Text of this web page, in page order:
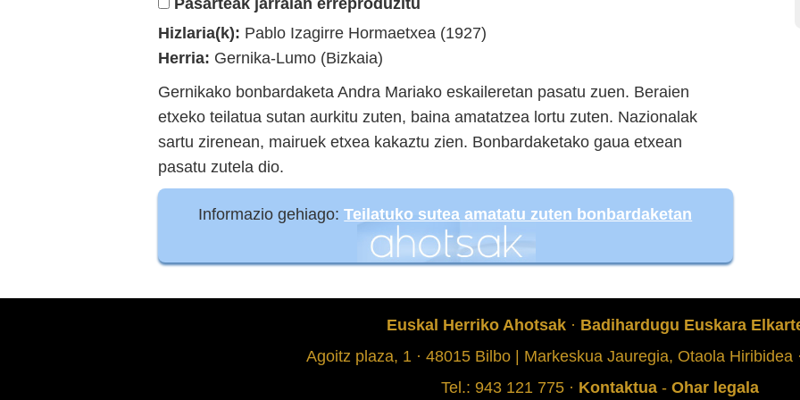
Pasarteak jarraian erreproduzitu
Hizlaria(k): Pablo Izagirre Hormaetxea (1927)
Herria: Gernika-Lumo (Bizkaia)
Gernikako bonbardaketa Andra Mariako eskaileretan pasatu zuen. Beraien
etxeko teilatua sutan aurkitu zuten, baina amatatzea lortu zuten. Nazionalak
sartu zirenean, mairuek etxea kakaztu zien. Bonbardaketako gaua etxean
pasatu zutela dio.
Informazio gehiago:Teilatuko sutea amatatu zuten bonbardaketan
Euskal Herriko Ahotsak · Badihardugu Euskara
Agoitz plaza, 1 · 48015 Bilbo | Markeskua Jauregia, Otaola Hiribidea
Tel.: 943 121 775 · Kontaktua - Ohar legala